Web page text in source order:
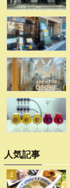
人気記事